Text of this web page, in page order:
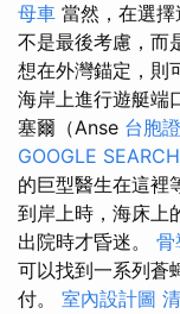
母車 當然，在選
不是最後考慮，而
想在外灣錨定，則
海岸上進行遊艇端
塞爾（Anse 台胞
GOOGLE
的巨型醫生在這裡
到岸上時，海床上
出院時才昏迷。 骨
可以找到一系列蒼
付。 室內設計圖